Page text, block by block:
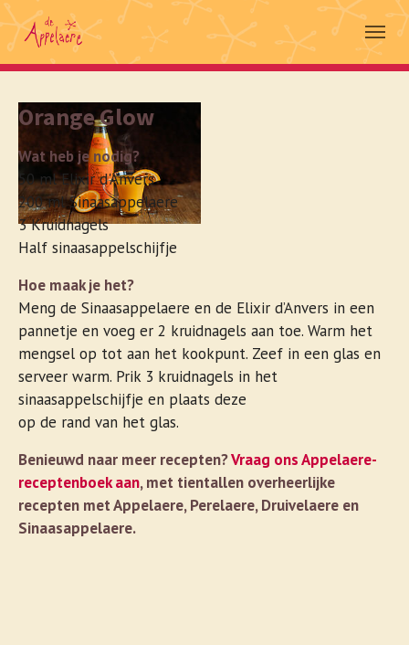
Skip to main navigation
Spring naar hoofd-inhoud
Skip to page footer
Orange Glow
Wat heb je nodig?
50 ml Elixir d'Anvers
200 ml Sinaasappelaere
3 Kruidnagels
Half sinaasappelschijfje
Hoe maak je het?
Meng de Sinaasappelaere en de Elixir d’Anvers in een
pannetje en voeg er 2 kruidnagels aan toe. Warm het
mengsel op tot aan het kookpunt. Zeef in een glas en
serveer warm. Prik 3 kruidnagels in het
sinaasappelschijfje en plaats deze
op de rand van het glas.
Benieuwd naar meer recepten?Vraag ons Appelaere-
receptenboek aan, met tientallen overheerlijke
recepten met Appelaere, Perelaere, Druivelaere en
Sinaasappelaere.